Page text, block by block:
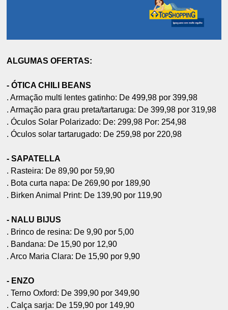
ALGUMAS OFERTAS:
- ÓTICA CHILI BEANS
. Armação multi lentes gatinho: De 499,98 por 399,98
. Armação para grau preta/tartaruga: De 399,98 por 319,98
. Óculos Solar Polarizado: De: 299,98 Por: 254,98
. Óculos solar tartarugado: De 259,98 por 220,98
- SAPATELLA
. Rasteira: De 89,90 por 59,90
. Bota curta napa: De 269,90 por 189,90
. Birken Animal Print: De 139,90 por 119,90
- NALU BIJUS
. Brinco de resina: De 9,90 por 5,00
. Bandana: De 15,90 por 12,90
. Arco Maria Clara: De 15,90 por 9,90
- ENZO
. Terno Oxford: De 399,90 por 349,90
. Calça sarja: De 159,90 por 149,90